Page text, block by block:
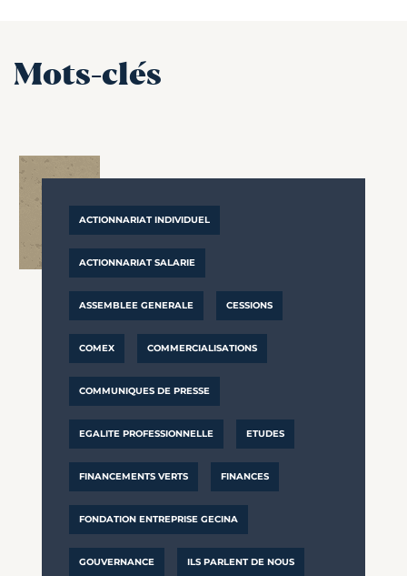
Mots-clés
ACTIONNARIAT INDIVIDUEL
ACTIONNARIAT SALARIE
ASSEMBLEE GENERALE CESSIONS
COMEX COMMERCIALISATIONS
COMMUNIQUES DE PRESSE
EGALITE PROFESSIONNELLE ETUDES
FINANCEMENTS VERTS FINANCES
FONDATION ENTREPRISE GECINA
GOUVERNANCE ILS PARLENT DE NOUS